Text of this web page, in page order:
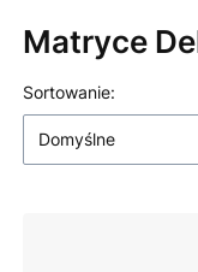
Matryce
Lista
Sortowanie:
Domyślne